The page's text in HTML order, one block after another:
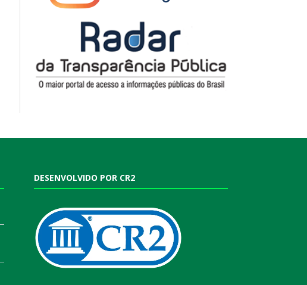
DESENVOLVIDO POR CR2